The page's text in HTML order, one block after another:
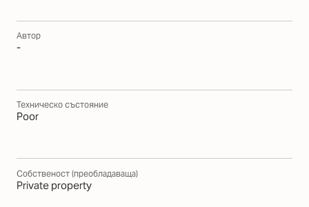
Автор
-
Техническо състояние
Poor
Собственост (преобладаваща)
Private property